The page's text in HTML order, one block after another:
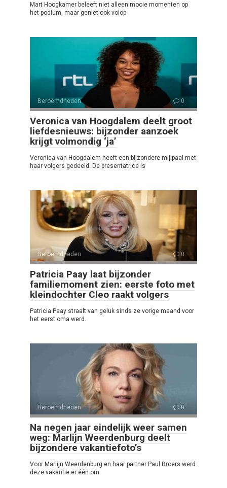
Mart Hoogkamer beleeft niet alleen mooie momenten op
het podium, maar geniet ook volop
Beroemdheden 0
Veronica van Hoogdalem deelt groot
liefdesnieuws: bijzonder aanzoek
krijgt volmondig ‘ja’
Veronica van Hoogdalem heeft een bijzondere mijlpaal met
haar volgers gedeeld. De presentatrice is
Beroemdheden 0
Patricia Paay laat bijzonder
familiemoment zien: eerste foto met
kleindochter Cleo raakt volgers
Patricia Paay straalt van geluk sinds ze vorige maand voor
het eerst oma werd.
Beroemdheden 0
Na negen jaar eindelijk weer samen
weg: Marlijn Weerdenburg deelt
bijzondere vakantiefoto’s
Voor Marlijn Weerdenburg en haar partner Paul Broers werd
deze vakantie er één om